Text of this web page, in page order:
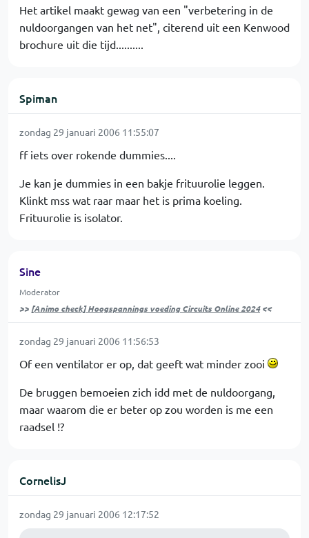
Het artikel maakt gewag van een "verbetering in de
nuldoorgangen van het net", citerend uit een Kenwood
brochure uit die tijd..........
Spiman
zondag 29 januari 2006 11:55:07
ff iets over rokende dummies....
Je kan je dummies in een bakje frituurolie leggen.
Klinkt mss wat raar maar het is prima koeling.
Frituurolie is isolator.
Sine
Moderator
>> [Animo check] Hoogspannings voeding Circuits Online 2024<<
zondag 29 januari 2006 11:56:53
Of een ventilator er op, dat geeft wat minder zooi
De bruggen bemoeien zich idd met de nuldoorgang,
maar waarom die er beter op zou worden is me een
raadsel !?
CornelisJ
zondag 29 januari 2006 12:17:52